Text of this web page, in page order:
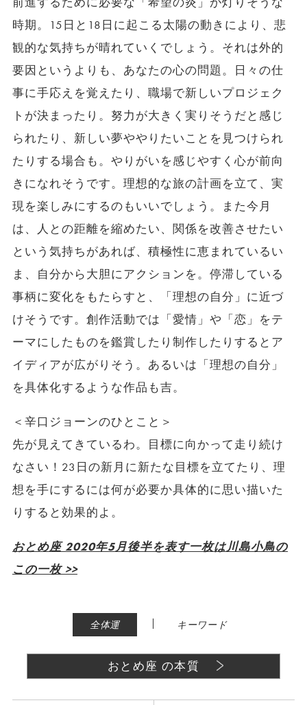
時期。15日と18日に起こる太陽の動きにより、悲
観的な気持ちが晴れていくでしょう。それは外的
要因というよりも、あなたの心の問題。日々の仕
事に手応えを覚えたり、職場で新しいプロジェク
トが決まったり。努力が大きく実りそうだと感じ
られたり、新しい夢ややりたいことを見つけられ
たりする場合も。やりがいを感じやすく心が前向
きになれそうです。理想的な旅の計画を立て、実
現を楽しみにするのもいいでしょう。また今月
は、人との距離を縮めたい、関係を改善させたい
という気持ちがあれば、積極性に恵まれているい
ま、自分から大胆にアクションを。停滞している
事柄に変化をもたらすと、「理想の自分」に近づ
けそうです。創作活動では「愛情」や「恋」をテ
ーマにしたものを鑑賞したり制作したりするとア
イディアが広がりそう。あるいは「理想の自分」
を具体化するような作品も吉。
＜辛口ジョーンのひとこと＞
先が見えてきているわ。目標に向かって走り続け
なさい！23日の新月に新たな目標を立てたり、理
想を手にするには何が必要か具体的に思い描いた
りすると効果的よ。
おとめ座 2020年5月後半を表す一枚は川島小鳥の
この一枚 >>
全体運 | キーワード
おとめ座 の本質